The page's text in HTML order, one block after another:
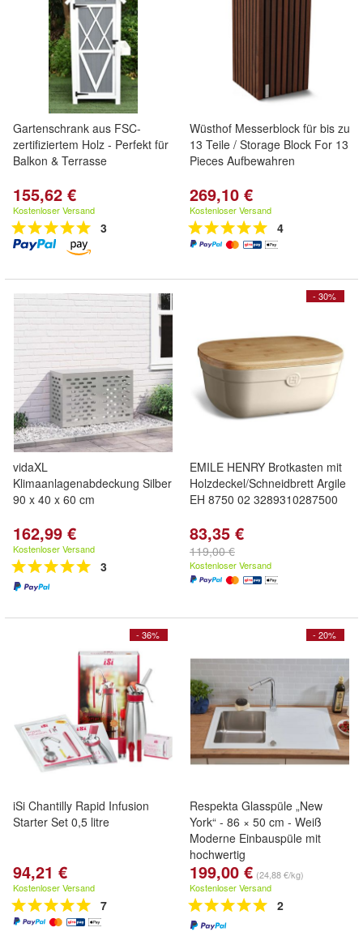
Gartenschrank aus FSC-
zertifiziertem Holz - Perfekt für
Balkon & Terrasse
155,62 €
Kostenloser Versand
3
Wüsthof Messerblock für bis zu
13 Teile / Storage Block For 13
Pieces Aufbewahren
269,10 €
Kostenloser Versand
4
vidaXL
Klimaanlagenabdeckung Silber
90 x 40 x 60 cm
162,99 €
Kostenloser Versand
3
- 30%
EMILE HENRY Brotkasten mit
Holzdeckel/Schneidbrett Argile
EH 8750 02 3289310287500
83,35 €
119,00 €
Kostenloser Versand
- 36%
iSi Chantilly Rapid Infusion
Starter Set 0,5 litre
94,21 €
Kostenloser Versand
7
- 20%
Respekta Glasspüle „New
York“ - 86 × 50 cm - Weiß
Moderne Einbauspüle mit
hochwertig
199,00 € (24,88 €/kg)
Kostenloser Versand
2